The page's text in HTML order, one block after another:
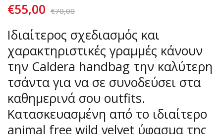
€70,00
€55,00
Ιδιαίτερος σχεδιασμός και
χαρακτηριστικές γραμμές κάνουν
την Caldera handbag την καλύτερη
τσάντα για να σε συνοδεύσει στα
καθημερινά σου outfits.
Κατασκευασμένη από το ιδιαίτερο
animal free wild velvet ύφασμα της